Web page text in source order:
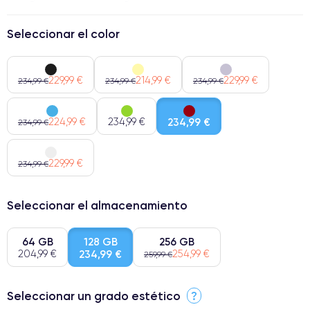
Seleccionar el color
234,99 €229,99 € 234,99 €214,99 € 234,99 €229,99 €
234,99 €224,99 € 234,99 € 234,99 €
234,99 €229,99 €
Seleccionar el almacenamiento
64 GB
204,99 €
128 GB
234,99 €
256 GB
259,99 €254,99 €
Seleccionar un grado estético ?